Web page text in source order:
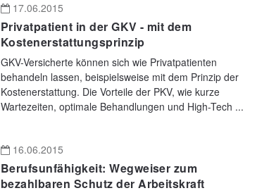
17.06.2015
Privatpatient in der GKV - mit dem
Kostenerstattungsprinzip
GKV-Versicherte können sich wie Privatpatienten
behandeln lassen, beispielsweise mit dem Prinzip der
Kostenerstattung. Die Vorteile der PKV, wie kurze
Wartezeiten, optimale Behandlungen und High-Tech ...
16.06.2015
Berufsunfähigkeit: Wegweiser zum
bezahlbaren Schutz der Arbeitskraft